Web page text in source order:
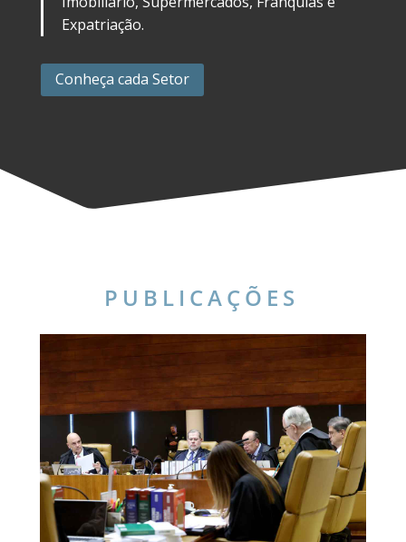
Expatriação.
Conheça cada Setor
PUBLICAÇÕES